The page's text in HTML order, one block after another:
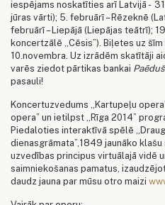
iespējams noskatīties arī Latvijā -
jūras vārti); 5. februārī – Rēzeknē
februārī – Liepājā (Liepājas teātrī);
koncertzālē „Cēsis”). Biļetes uz
10.novembra. Uz izrādēm skatītāji
varēs ziedot pārtikas bankai
pasauli!
Koncertuzvedums „Kartupeļu
opera” un ietilpst „Rīga 2014”
Piedaloties interaktīvā spēlē
dienasgrāmata”,1849 jaunāko
uzvedības principus virtuālajā vidē
saimniekošanas pamatus,
daudz jauna par mūsu otro maizi